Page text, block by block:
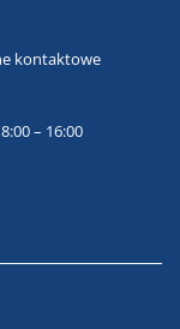
kontaktowe
– 16:00